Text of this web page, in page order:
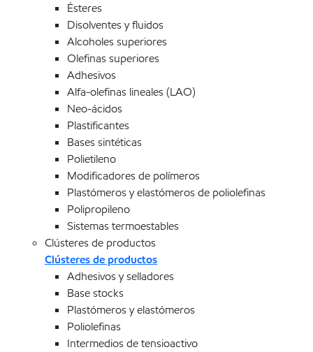
Ésteres
Disolventes y fluidos
Alcoholes superiores
Olefinas superiores
Adhesivos
Alfa-olefinas lineales (LAO)
Neo-ácidos
Plastificantes
Bases sintéticas
Polietileno
Modificadores de polímeros
Plastómeros y elastómeros de poliolefinas
Polipropileno
Sistemas termoestables
Clústeres de productos
Clústeres de productos
Adhesivos y selladores
Base stocks
Plastómeros y elastómeros
Poliolefinas
Intermedios de tensioactivo